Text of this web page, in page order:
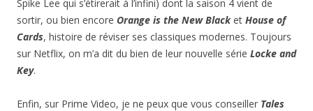
Spike Lee qui s’étirerait à l’infini) dont la saison 4 vient de
sortir, ou bien encore Orange is the New Blacket House of
Cards, histoire de réviser ses classiques modernes. Toujours
sur Netflix, on m’a dit du bien de leur nouvelle série Locke and
Key.
Enfin, sur Prime Video, je ne peux que vous conseiller Tales